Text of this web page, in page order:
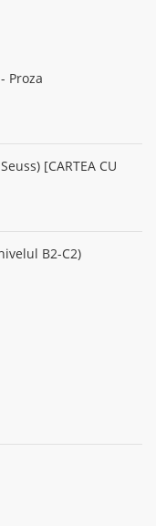
Proza
[CARTEA CU
B2-C2)